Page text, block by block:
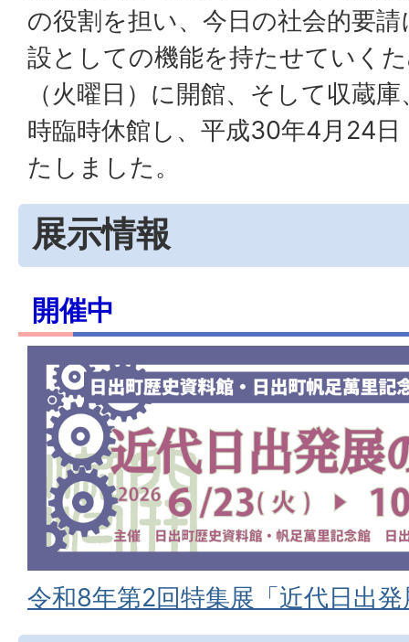
の役割を担い、今日の社会的要
設としての機能を持たせていく
（火曜日）に開館、そして収蔵
時臨時休館し、平成30年4月24
たしました。
展示情報
開催中
令和8年第2回特集展「近代日出